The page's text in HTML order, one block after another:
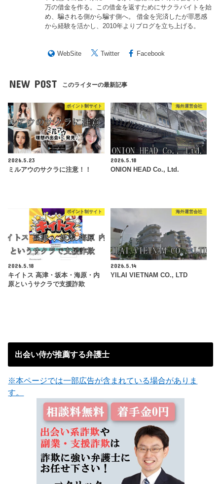
万の借金を作る。この借金を返すためにサクラバイトを始
め、騙される側から騙す側へ。 借金を完済したが罪悪感
から経験を活かし、2010年よりブログを立ち上げる。
WebSite Twitter Facebook
NEW POST このライターの最新記事
ポイント制サイト
2026.5.23
ミルアウのサクラに注意！！
海外運営会社
2026.5.18
ONION HEAD Co., Ltd.
ポイント制サイト
2026.5.18
キイトス 高津・坂本・海原・内
原というサクラで支援詐欺
海外運営会社
2026.5.14
YILAI VIETNAM CO., LTD
出会い侍が推薦する弁護士
※本ページでは一部広告が含まれている場合がありま
す。